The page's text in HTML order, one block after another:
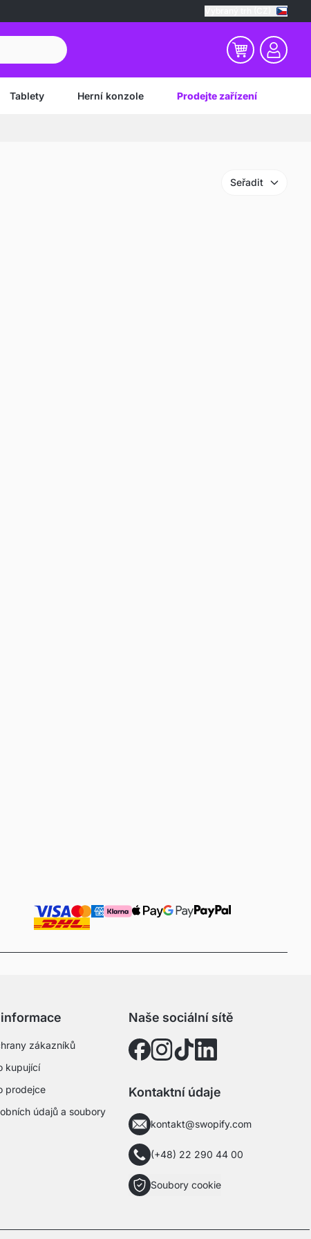
Tablety Herní konzole Prodejte zařízení
Seřadit
zákazníků
kupující
prodejce
údajů a soubory
Naše sociální sítě
Kontaktní údaje
kontakt@swopify.com
(+48) 22 290 44 00
Soubory cookie